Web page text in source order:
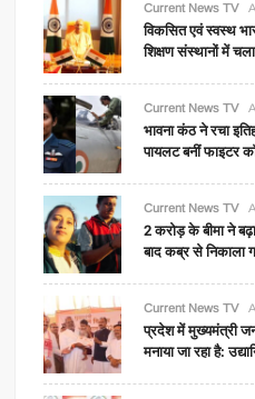
Current News TV
विकसित एवं स्वस्थ
शिक्षण संस्थानों में
Current News TV
भावना कंठ ने रचा
पायलट बनीं फाइटर
Current News TV
2 करोड़ के बीमा ने
बाद कब्र से निकाला
Current News TV
प्रदेश में मुख्यमंत्री
मनाया जा रहा है: